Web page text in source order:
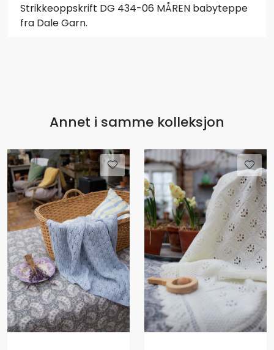
Strikkeoppskrift DG 434-06 MÅREN babyteppe
fra Dale Garn.
Annet i samme kolleksjon